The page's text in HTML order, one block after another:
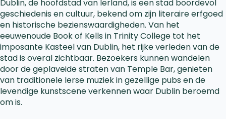
Dublin, de hoofdstad van Ierland, is een stad boordevol
geschiedenis en cultuur, bekend om zijn literaire erfgoed
en historische bezienswaardigheden. Van het
eeuwenoude Book of Kells in Trinity College tot het
imposante Kasteel van Dublin, het rijke verleden van de
stad is overal zichtbaar. Bezoekers kunnen wandelen
door de geplaveide straten van Temple Bar, genieten
van traditionele Ierse muziek in gezellige pubs en de
levendige kunstscene verkennen waar Dublin beroemd
om is.